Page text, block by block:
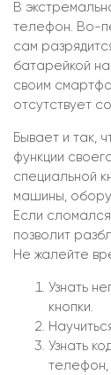
В
телефон. Во-
сам
батарейкой
своим
отсутствует
Бывает и так,
функции
специальной
машины,
Если
позволит
Не жалейте
Узнать
кнопки.
Узнать
телефон,